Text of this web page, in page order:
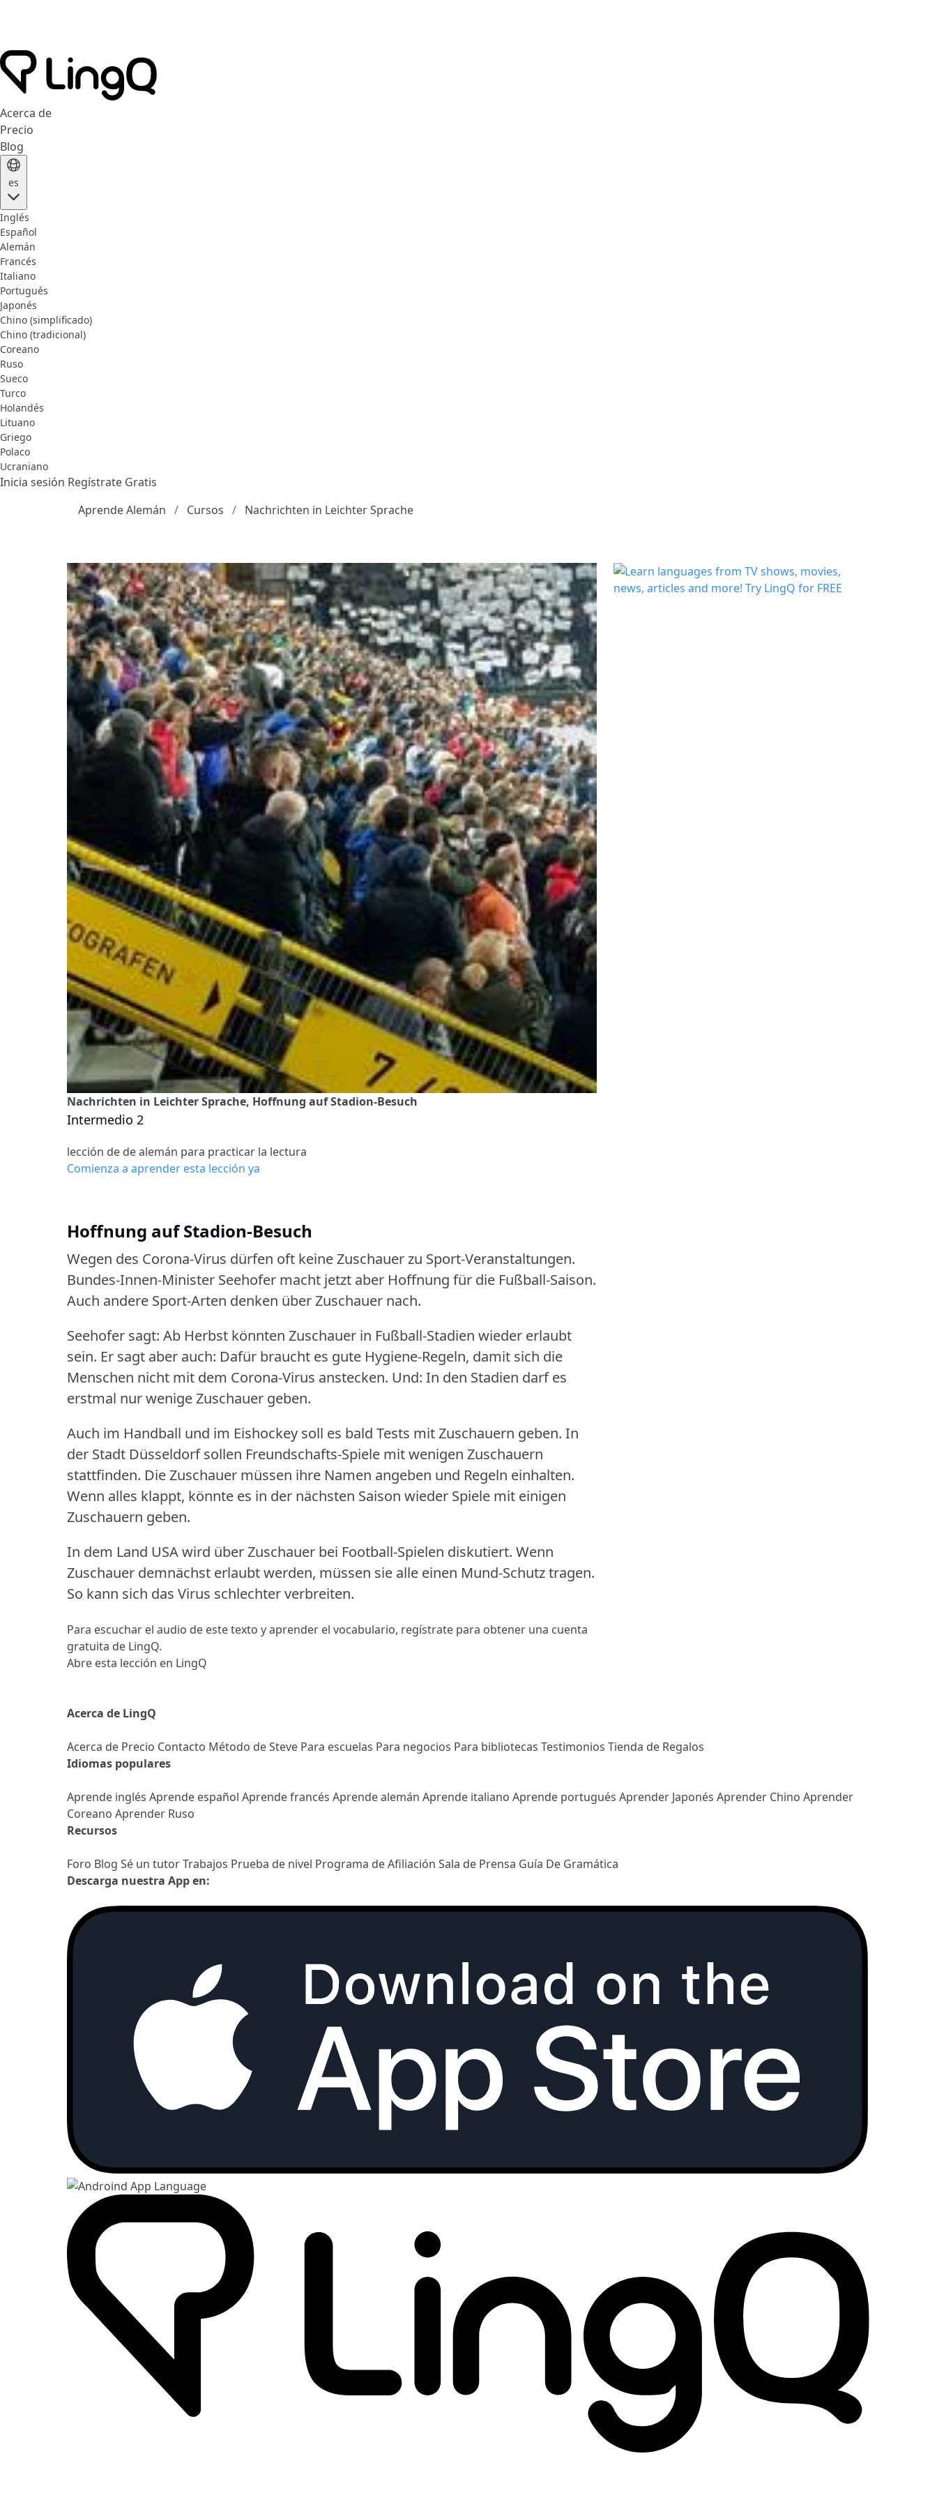
Acerca de
Precio
Blog
es
Inglés
Español
Alemán
Francés
Italiano
Portugués
Japonés
Chino (simplificado)
Chino (tradicional)
Coreano
Ruso
Sueco
Turco
Holandés
Lituano
Griego
Polaco
Ucraniano
Inicia sesión Regístrate Gratis
Aprende Alemán
Cursos Nachrichten in Leichter Sprache
Nachrichten in Leichter Sprache, Hoffnung auf Stadion-Besuch
Intermedio 2
lección de de alemán para practicar la lectura
Comienza a aprender esta lección ya
Hoffnung auf Stadion-Besuch
Wegen des Corona-Virus dürfen oft keine Zuschauer zu Sport-Veranstaltungen.
Bundes-Innen-Minister Seehofer macht jetzt aber Hoffnung für die Fußball-Saison.
Auch andere Sport-Arten denken über Zuschauer nach.
Seehofer sagt: Ab Herbst könnten Zuschauer in Fußball-Stadien wieder erlaubt
sein. Er sagt aber auch: Dafür braucht es gute Hygiene-Regeln, damit sich die
Menschen nicht mit dem Corona-Virus anstecken. Und: In den Stadien darf es
erstmal nur wenige Zuschauer geben.
Auch im Handball und im Eishockey soll es bald Tests mit Zuschauern geben. In
der Stadt Düsseldorf sollen Freundschafts-Spiele mit wenigen Zuschauern
stattfinden. Die Zuschauer müssen ihre Namen angeben und Regeln einhalten.
Wenn alles klappt, könnte es in der nächsten Saison wieder Spiele mit einigen
Zuschauern geben.
In dem Land USA wird über Zuschauer bei Football-Spielen diskutiert. Wenn
Zuschauer demnächst erlaubt werden, müssen sie alle einen Mund-Schutz tragen.
So kann sich das Virus schlechter verbreiten.
Para escuchar el audio de este texto y aprender el vocabulario, regístrate para obtener una cuenta
gratuita de LingQ.
Abre esta lección en LingQ
Acerca de LingQ
Acerca de Precio Contacto Método de Steve Para escuelas Para negocios Para bibliotecas Testimonios Tienda de Regalos
Idiomas populares
Aprende inglés Aprende español Aprende francés Aprende alemán Aprende italiano Aprende portugués Aprender Japonés Aprender Chino Aprender
Coreano Aprender Ruso
Recursos
Foro Blog Sé un tutorTrabajos Prueba de nivel Programa de Afiliación Sala de Prensa Guía De Gramática
Descarga nuestra App en: